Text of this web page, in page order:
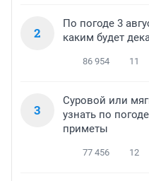
2
По погоде 3
каким будет
86 954 11
3
Суровой или
узнать по
приметы
77 456 12